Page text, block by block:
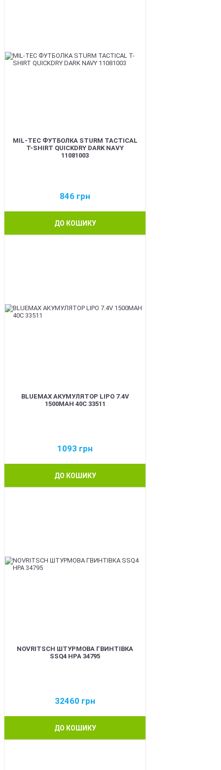
MIL-TEC ФУТБОЛКА STURM TACTICAL
T-SHIRT QUICKDRY DARK NAVY
11081003
846 грн
ДО КОШИКУ
BLUEMAX АКУМУЛЯТОР LIPO 7.4V
1500MAH 40C 33511
1093 грн
ДО КОШИКУ
NOVRITSCH ШТУРМОВА ГВИНТІВКА
SSQ4 HPA 34795
32460 грн
ДО КОШИКУ